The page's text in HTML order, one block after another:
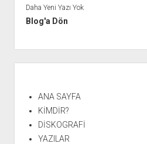
Daha Yeni Yazı Yok
Blog'a Dön
ANA SAYFA
KİMDİR?
DİSKOGRAFİ
YAZILAR